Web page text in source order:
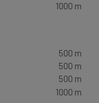
1000 m
500 m
500 m
500 m
1000 m